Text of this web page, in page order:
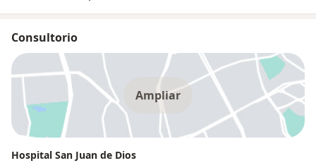
Consultorio
Ampliar
Hospital San Juan de Dios